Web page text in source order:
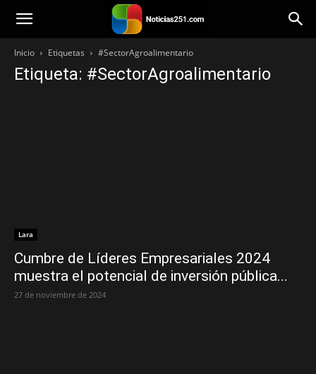
Noticias251
Inicio Etiquetas #SectorAgroalimentario
Etiqueta: #SectorAgroalimentario
Lara
Cumbre de Líderes Empresariales 2024
muestra el potencial de inversión pública...
27 de noviembre de 2024